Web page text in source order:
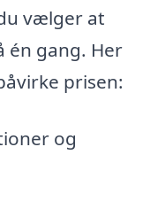
vælger at
én gang. Her
prisen:
og